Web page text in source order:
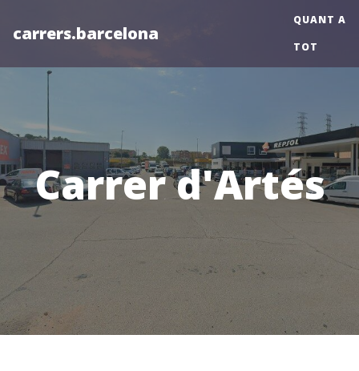
carrers.barcelona
QUANT A
TOT
Carrer d'Artés